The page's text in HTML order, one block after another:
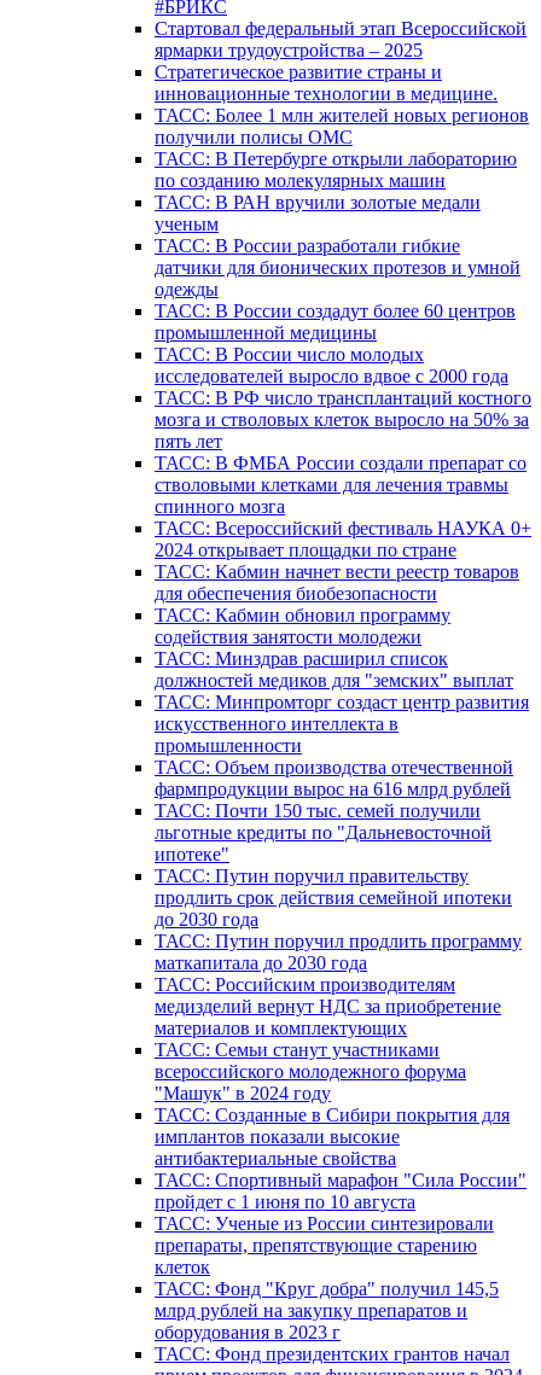
#БРИКС
Стартовал федеральный этап Всероссийской
ярмарки трудоустройства – 2025
Стратегическое развитие страны и
инновационные технологии в медицине.
ТАСС: Более 1 млн жителей новых регионов
получили полисы ОМС
ТАСС: В Петербурге открыли лабораторию
по созданию молекулярных машин
ТАСС: В РАН вручили золотые медали
ученым
ТАСС: В России разработали гибкие
датчики для бионических протезов и умной
одежды
ТАСС: В России создадут более 60 центров
промышленной медицины
ТАСС: В России число молодых
исследователей выросло вдвое с 2000 года
ТАСС: В РФ число трансплантаций костного
мозга и стволовых клеток выросло на 50% за
пять лет
ТАСС: В ФМБА России создали препарат со
стволовыми клетками для лечения травмы
спинного мозга
ТАСС: Всероссийский фестиваль НАУКА 0+
2024 открывает площадки по стране
ТАСС: Кабмин начнет вести реестр товаров
для обеспечения биобезопасности
ТАСС: Кабмин обновил программу
содействия занятости молодежи
ТАСС: Минздрав расширил список
должностей медиков для "земских" выплат
ТАСС: Минпромторг создаст центр развития
искусственного интеллекта в
промышленности
ТАСС: Объем производства отечественной
фармпродукции вырос на 616 млрд рублей
ТАСС: Почти 150 тыс. семей получили
льготные кредиты по "Дальневосточной
ипотеке"
ТАСС: Путин поручил правительству
продлить срок действия семейной ипотеки
до 2030 года
ТАСС: Путин поручил продлить программу
маткапитала до 2030 года
ТАСС: Российским производителям
медизделий вернут НДС за приобретение
материалов и комплектующих
ТАСС: Семьи станут участниками
всероссийского молодежного форума
"Машук" в 2024 году
ТАСС: Созданные в Сибири покрытия для
имплантов показали высокие
антибактериальные свойства
ТАСС: Спортивный марафон "Сила России"
пройдет с 1 июня по 10 августа
ТАСС: Ученые из России синтезировали
препараты, препятствующие старению
клеток
ТАСС: Фонд "Круг добра" получил 145,5
млрд рублей на закупку препаратов и
оборудования в 2023 г
ТАСС: Фонд президентских грантов начал